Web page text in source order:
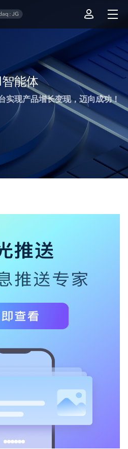
能体
实现产品增长变现，迈向成功！